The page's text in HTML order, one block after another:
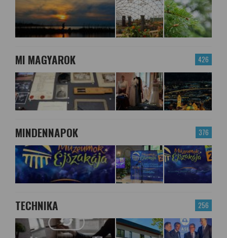
426
MI MAGYAROK
376
MINDENNAPOK
256
TECHNIKA